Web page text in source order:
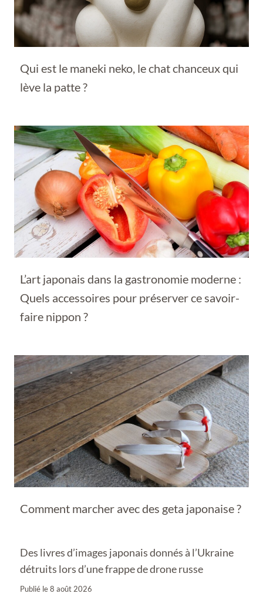
Qui est le maneki neko, le chat chanceux qui
lève la patte ?
L’art japonais dans la gastronomie moderne :
Quels accessoires pour préserver ce savoir-
faire nippon ?
Comment marcher avec des geta japonaise ?
Des livres d’images japonais donnés à l’Ukraine
détruits lors d’une frappe de drone russe
Publié le8 août 2026